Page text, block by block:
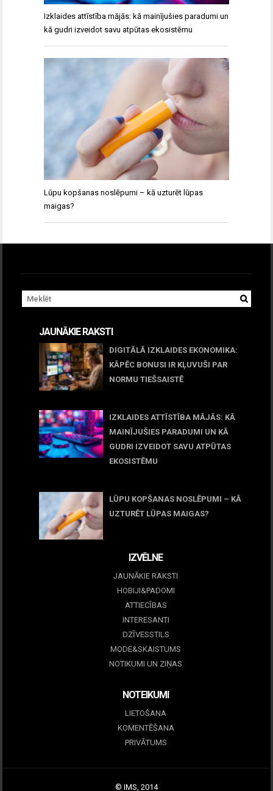
Izklaides attīstība mājās: kā mainījušies paradumi un
kā gudri izveidot savu atpūtas ekosistēmu
Lūpu kopšanas noslēpumi – kā uzturēt lūpas
maigas?
JAUNĀKIE RAKSTI
DIGITĀLĀ IZKLAIDES EKONOMIKA:
KĀPĒC BONUSI IR KĻUVUŠI PAR
NORMU TIEŠSAISTĒ
IZKLAIDES ATTĪSTĪBA MĀJĀS: KĀ
MAINĪJUŠIES PARADUMI UN KĀ
GUDRI IZVEIDOT SAVU ATPŪTAS
EKOSISTĒMU
LŪPU KOPŠANAS NOSLĒPUMI – KĀ
UZTURĒT LŪPAS MAIGAS?
IZVĒLNE
JAUNĀKIE RAKSTI
HOBIJI&PADOMI
ATTIECĪBAS
INTERESANTI
DZĪVESSTILS
MODE&SKAISTUMS
NOTIKUMI UN ZIŅAS
NOTEIKUMI
LIETOŠANA
KOMENTĒŠANA
PRIVĀTUMS
© IMS, 2014